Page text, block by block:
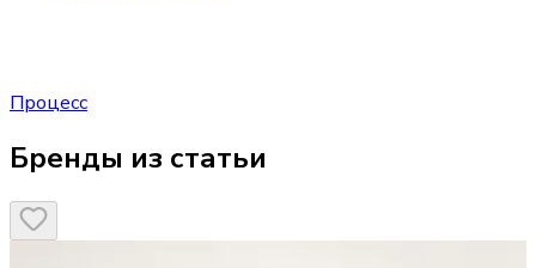
Процесс
Бренды из статьи